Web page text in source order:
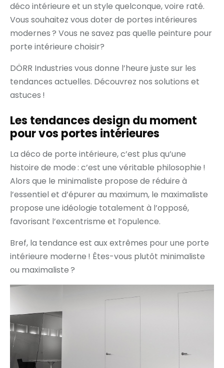
déco intérieure et un style quelconque, voire raté.
Vous souhaitez vous doter de portes intérieures
modernes ? Vous ne savez pas quelle peinture pour
porte intérieure choisir?
DÖRR Industries vous donne l’heure juste sur les
tendances actuelles. Découvrez nos solutions et
astuces !
Les tendances design du moment
pour vos portes intérieures
La déco de porte intérieure, c’est plus qu’une
histoire de mode : c’est une véritable philosophie !
Alors que le minimaliste propose de réduire à
l’essentiel et d’épurer au maximum, le maximaliste
propose une idéologie totalement à l’opposé,
favorisant l’excentrisme et l’opulence.
Bref, la tendance est aux extrêmes pour une porte
intérieure moderne ! Êtes-vous plutôt minimaliste
ou maximaliste ?